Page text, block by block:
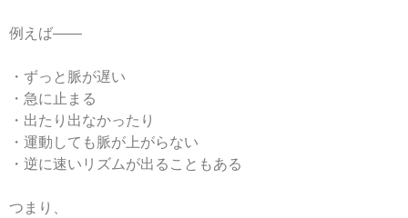
例えば――
・ずっと脈が遅い
・急に止まる
・出たり出なかったり
・運動しても脈が上がらない
・逆に速いリズムが出ることもある
つまり、